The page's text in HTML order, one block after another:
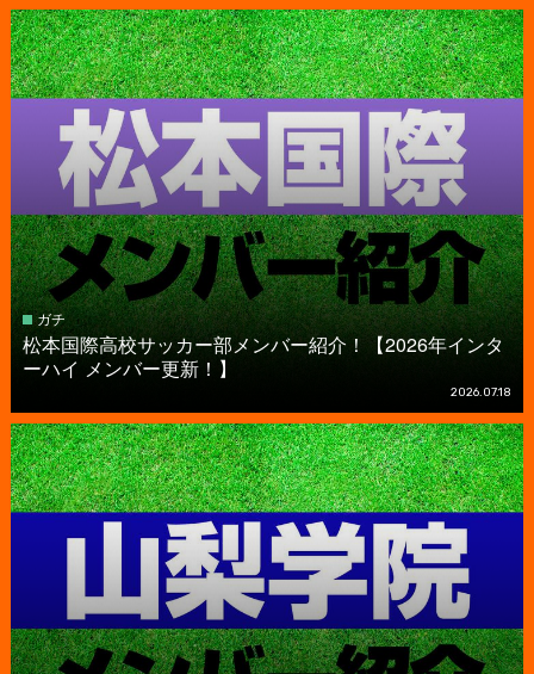
ガチ
松本国際高校サッカー部メンバー紹介！【2026年インタ
ーハイ メンバー更新！】
2026.07.18